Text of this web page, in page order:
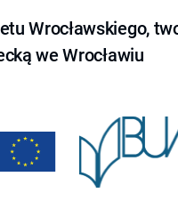
Wrocławskiego,
we Wrocławiu